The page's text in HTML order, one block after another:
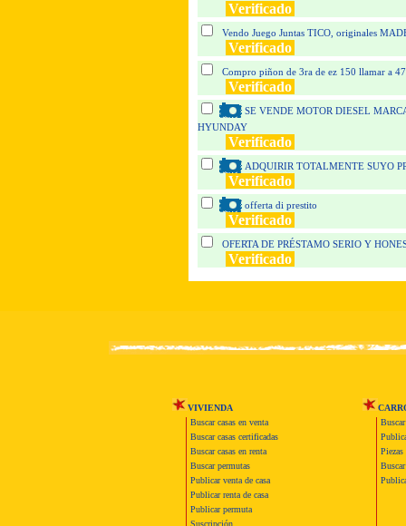
Verificado
Vendo Juego Juntas TICO, originales
Verificado
Compro piñon de 3ra de ez 150 llamar a
Verificado
SE VENDE MOTOR DIESEL
HYUNDAY
Verificado
ADQUIRIR TOTALMENTE SUYO
Verificado
offerta di prestito
Verificado
OFERTA DE PRÉSTAMO SERIO Y
Verificado
VIVIENDA
Buscar casas en venta
Buscar casas certificadas
Buscar casas en renta
Buscar permutas
Publicar venta de casa
Publicar renta de casa
Publicar permuta
Suscripción
Piezas